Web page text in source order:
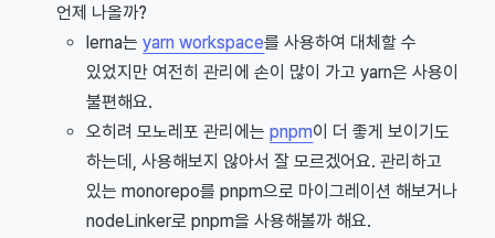
언제 나올까?
lerna는yarn workspace를 사용하여 대체할 수
있었지만 여전히 관리에 손이 많이 가고 yarn은 사용이
불편해요.
오히려 모노레포 관리에는pnpm이 더 좋게 보이기도
하는데, 사용해보지 않아서 잘 모르겠어요. 관리하고
있는 monorepo를 pnpm으로 마이그레이션 해보거나
nodeLinker로 pnpm을 사용해볼까 해요.